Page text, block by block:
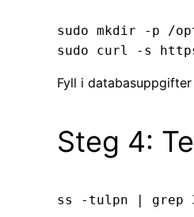
sudo mkdir -p /
Fyll i
Steg 4: